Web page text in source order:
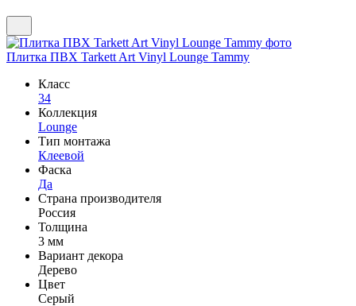
Плитка ПВХ Tarkett Art Vinyl Lounge Tammy
Класс
34
Коллекция
Lounge
Тип монтажа
Клеевой
Фаска
Да
Страна производителя
Россия
Толщина
3 мм
Вариант декора
Дерево
Цвет
Серый